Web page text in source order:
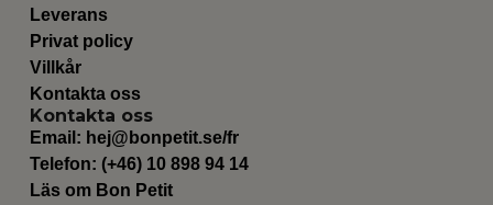
Leverans
Privat policy
Villkår
Kontakta oss
Kontakta oss
Email: hej@bonpetit.se/fr
Telefon: (+46) 10 898 94 14
Läs om Bon Petit